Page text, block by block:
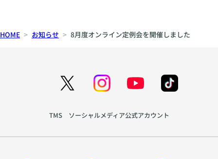
HOME お知らせ 8月度オンライン定例会を開催しました
TMS ソーシャルメディア公式アカウント